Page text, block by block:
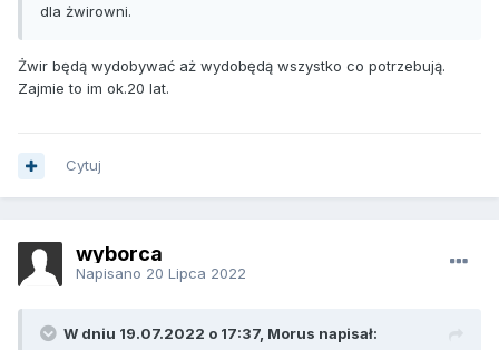
dla żwirowni.
Żwir będą wydobywać aż wydobędą wszystko co potrzebują.
Zajmie to im ok.20 lat.
Cytuj
wyborca
Napisano 20 Lipca 2022
W dniu 19.07.2022 o 17:37, Morus napisał: